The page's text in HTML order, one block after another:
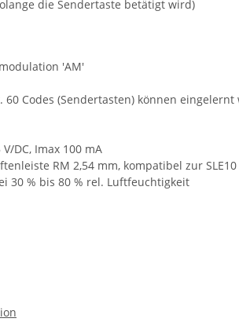
die Sendertaste betätigt wird)
'AM'
Codes (Sendertasten) können eingelernt
DC, Imax 100 mA
RM 2,54 mm, kompatibel zur
30 % bis 80 % rel. Luftfeuchtigkeit